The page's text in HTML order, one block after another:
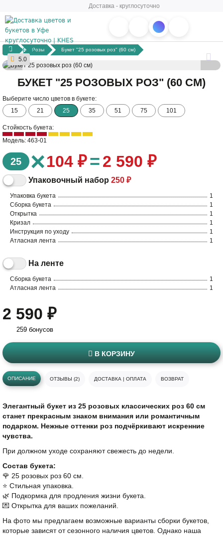
Доставка - круглосуточно
Розы Букет "25 розовых роз" (60 см)
5.0
БУКЕТ "25 РОЗОВЫХ РОЗ" (60 СМ)
Выберите число цветов в букете:
15
21 25 35 51 75 101
Стойкость букета:
Модель: 463-01
25 ×104 ₽=2 590 ₽
Упаковочный набор 250 ₽
Упаковка букета
1
Сборка букета
1
Открытка
1
Кризал
1
Инструкция по уходу
1
Атласная лента
1
На ленте
Сборка букета
1
Атласная лента
1
2 590 ₽
259 бонусов
В КОРЗИНУ
ОПИСАНИЕ ОТЗЫВЫ (2) ДОСТАВКА | ОПЛАТА ВОЗВРАТ
Элегантный букет из 25 розовых классических роз 60 см
станет прекрасным знаком внимания или романтичным
подарком. Нежные оттенки роз подчёркивают искренние
чувства.
При должном уходе сохраняют свежесть до недели.
Состав букета:
🌹 25 розовых роз 60 см.
⭐️ Стильная упаковка.
🌿 Подкормка для продления жизни букета.
💌 Открытка для ваших пожеланий.
На фото мы предлагаем возможные варианты сборки букетов,
которые зависят от сезонного наличия цветов. Однако наша